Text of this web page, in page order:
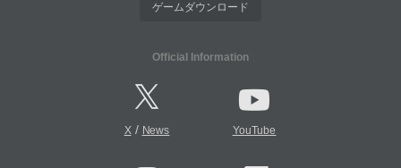
ゲームダウンロード
Official Information
X/ News YouTube